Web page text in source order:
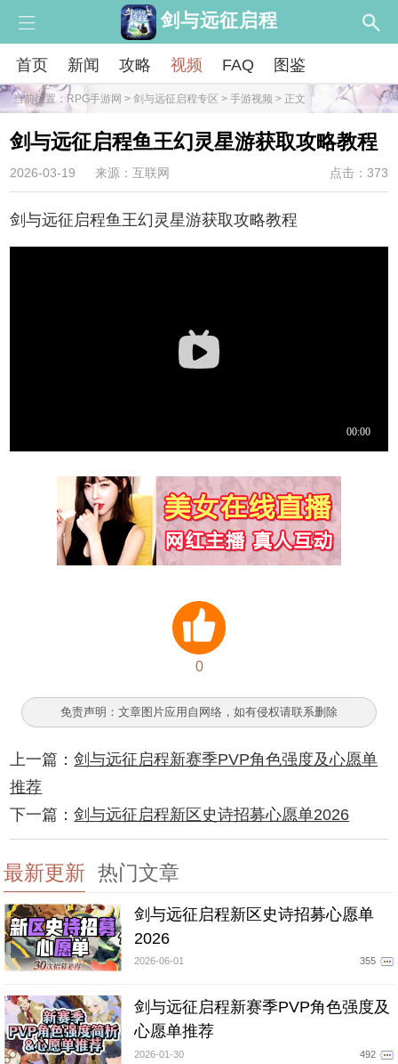
剑与远征启程
首页 新闻 攻略 视频 FAQ 图鉴
当前位置：RPG手游网 > 剑与远征启程专区 > 手游视频 > 正文
剑与远征启程鱼王幻灵星游获取攻略教程
2026-03-19 来源：互联网 点击：373
剑与远征启程鱼王幻灵星游获取攻略教程
0
免责声明：文章图片应用自网络，如有侵权请联系删除
上一篇：剑与远征启程新赛季PVP角色强度及心愿单
推荐
下一篇：剑与远征启程新区史诗招募心愿单2026
最新更新 热门文章
剑与远征启程新区史诗招募心愿单
2026
2026-06-01 355
剑与远征启程新赛季PVP角色强度及
心愿单推荐
2026-01-30 492